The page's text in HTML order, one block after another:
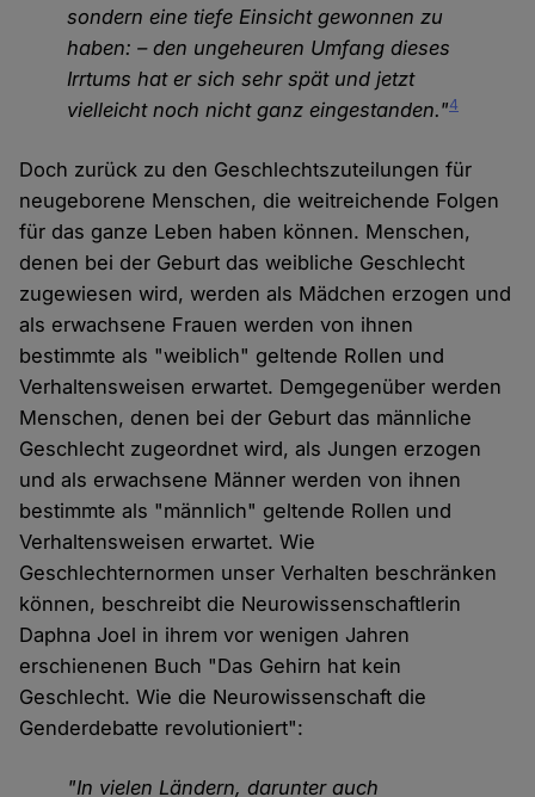
sondern eine tiefe Einsicht gewonnen zu
haben: – den ungeheuren Umfang dieses
Irrtums hat er sich sehr spät und jetzt
vielleicht noch nicht ganz eingestanden."4
Doch zurück zu den Geschlechtszuteilungen für
neugeborene Menschen, die weitreichende Folgen
für das ganze Leben haben können. Menschen,
denen bei der Geburt das weibliche Geschlecht
zugewiesen wird, werden als Mädchen erzogen und
als erwachsene Frauen werden von ihnen
bestimmte als "weiblich" geltende Rollen und
Verhaltensweisen erwartet. Demgegenüber werden
Menschen, denen bei der Geburt das männliche
Geschlecht zugeordnet wird, als Jungen erzogen
und als erwachsene Männer werden von ihnen
bestimmte als "männlich" geltende Rollen und
Verhaltensweisen erwartet. Wie
Geschlechternormen unser Verhalten beschränken
können, beschreibt die Neurowissenschaftlerin
Daphna Joel in ihrem vor wenigen Jahren
erschienenen Buch "Das Gehirn hat kein
Geschlecht. Wie die Neurowissenschaft die
Genderdebatte revolutioniert":
"In vielen Ländern, darunter auch